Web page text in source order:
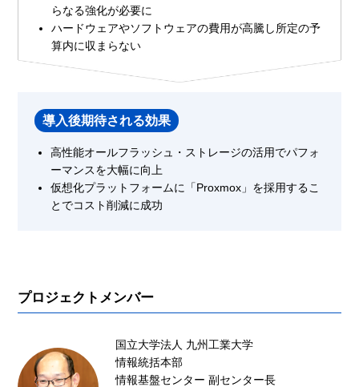
らなる強化が必要に
ハードウェアやソフトウェアの費用が高騰し所定の予
算内に収まらない
導入後期待される効果
高性能オールフラッシュ・ストレージの活用でパフォ
ーマンスを大幅に向上
仮想化プラットフォームに「Proxmox」を採用するこ
とでコスト削減に成功
プロジェクトメンバー
国立大学法人 九州工業大学
情報統括本部
情報基盤センター 副センター長